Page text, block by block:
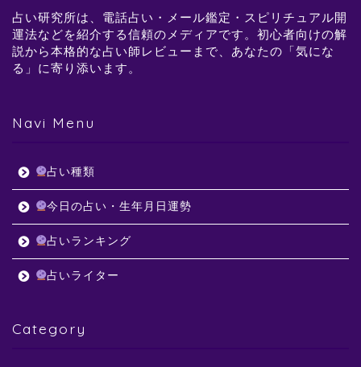
占い研究所は、電話占い・メール鑑定・スピリチュアル開
運法などを紹介する信頼のメディアです。初心者向けの解
説から本格的な占い師レビューまで、あなたの「気にな
る」に寄り添います。
Navi Menu
占い種類
今日の占い・生年月日運勢
占いランキング
占いライター
Category